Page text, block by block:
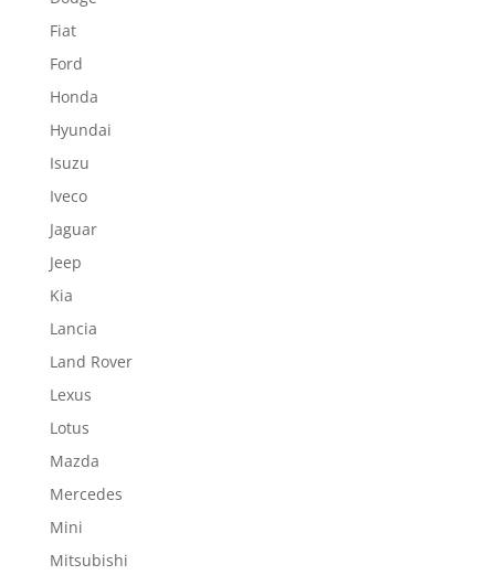
Fiat
Ford
Honda
Hyundai
Isuzu
Iveco
Jaguar
Jeep
Kia
Lancia
Land Rover
Lexus
Lotus
Mazda
Mercedes
Mini
Mitsubishi